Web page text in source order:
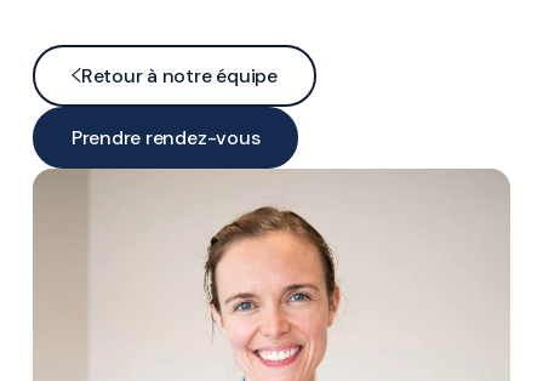
Retour à notre équipe
Prendre rendez-vous
Formulaire de contact